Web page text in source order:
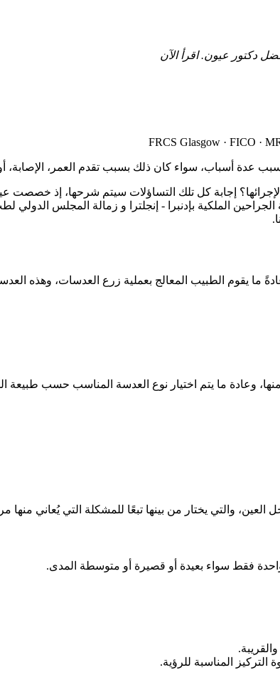
دكتور عيون. اقرأ الآن
عدة أسباب، سواء كان ذلك بسبب تقدم العمر، الإصابة، أو
إجابة كل تلك التساؤلات سيتم شرحها، إذ خصصت
الملكية بإدنبرا - إنجلترا و زمالة المجلس الدولي
ما يقوم الطبيب المعالج بعملية زرع العدسات، وهذه
وعادة ما يتم اختيار نوع العدسة المناسب حسب
والتي يختار من بينها تبعًا للمشكلة التي يُعاني منها
فقط سواء بعيدة أو قصيرة أو متوسطة المدى.
المناسبة للرؤية.